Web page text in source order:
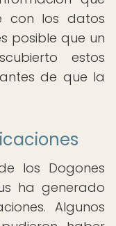
con los datos
posible que un
estos
de que la
los Dogones
ha generado
Algunos